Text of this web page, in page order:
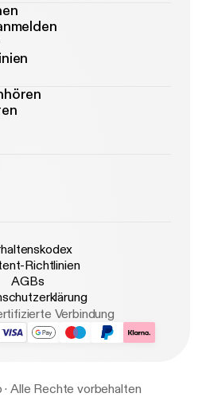
Richtlinien
AGBs
Verbindung
Alle Rechte vorbehalten